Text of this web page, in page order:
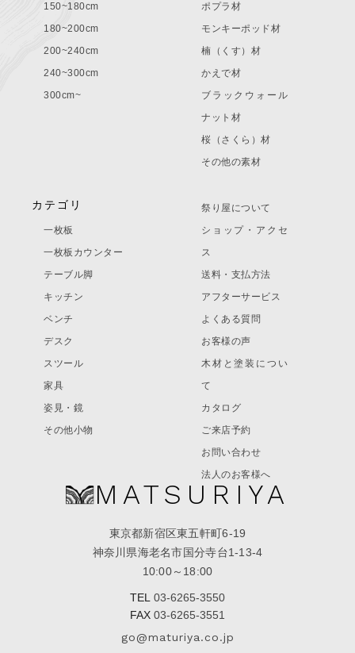
MATSURIYA
東京都新宿区東五軒町6-19
神奈川県海老名市国分寺台1-13-4
10:00～18:00
TEL 03-6265-3550
FAX 03-6265-3551
go@maturiya.co.jp
150~180cm
180~200cm
200~240cm
240~300cm
300cm~
ポプラ材
モンキーポッド材
楠（くす）材
かえで材
ブラックウォール
ナット材
桜（さくら）材
その他の素材
カテゴリ
一枚板
一枚板カウンター
テーブル脚
キッチン
ベンチ
デスク
スツール
家具
姿見・鏡
その他小物
祭り屋について
ショップ・アクセ
ス
送料・支払方法
アフターサービス
よくある質問
お客様の声
木材と塗装につい
て
カタログ
ご来店予約
お問い合わせ
法人のお客様へ